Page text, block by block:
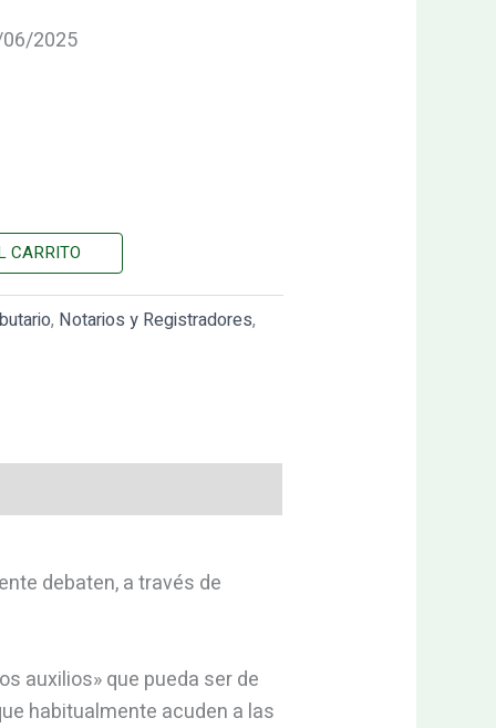
2025
CARRITO
, Notarios y Registradores,
debaten, a través de
auxilios» que pueda ser de
habitualmente acuden a las